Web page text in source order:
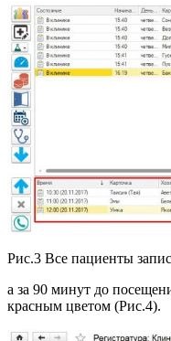
Рис.3 Все пациенты
а за 90 минут до
красным цветом (Рис.4).